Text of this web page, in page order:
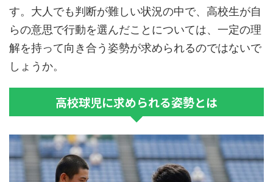
す。大人でも判断が難しい状況の中で、高校生が自
らの意思で行動を選んだことについては、一定の理
解を持って向き合う姿勢が求められるのではないで
しょうか。
高校球児に求められる姿勢とは